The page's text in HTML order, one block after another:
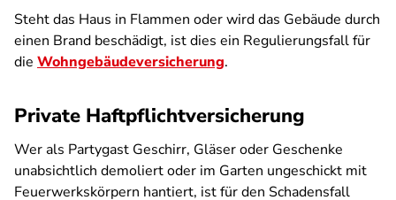
Steht das Haus in Flammen oder wird das Gebäude durch
einen Brand beschädigt, ist dies ein Regulierungsfall für
die Wohngebäudeversicherung.
Private Haftpflichtversicherung
Wer als Partygast Geschirr, Gläser oder Geschenke
unabsichtlich demoliert oder im Garten ungeschickt mit
Feuerwerkskörpern hantiert, ist für den Schadensfall